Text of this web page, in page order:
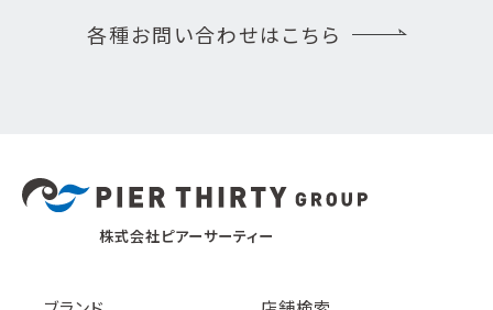
各種お問い合わせはこちら
株式会社ピアーサーティー